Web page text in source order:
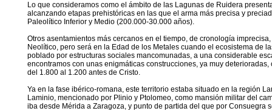
Lo que consideramos como el ámbito de las Lagunas de Ruidera
alcanzando etapas prehistóricas en las que el arma más precisa y
Paleolítico Inferior y Medio (200.000-30.000 años).
Otros asentamientos más cercanos en el tiempo, de cronología
Neolítico, pero será en la Edad de los Metales cuando el ecosistema de
poblado por estructuras sociales mancomunadas, a una considerable
encontramos con unas enigmáticas construcciones, ya muy
del 1.800 al 1.200 antes de Cristo.
Ya en la fase ibérico-romana, este territorio estaba situado en la región
Laminio, mencionado por Plinio y Ptolomeo, como mansión militar del
iba desde Mérida a Zaragoza, y punto de partida del que por Consuegra